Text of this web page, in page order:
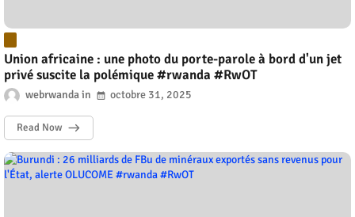
Union africaine : une photo du porte-parole à bord d'un jet
privé suscite la polémique #rwanda #RwOT
webrwanda octobre 31, 2025
Read Now